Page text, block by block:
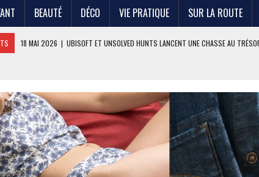
BEAUTÉ DÉCO VIE PRATIQUE SUR LA ROUTE
11 MAI 2026 | CRISTEL, 200 ANS DE SAVOIR-FAIRE
| DEEPFOIL, POUR LES ADEPTES DU GRAND BLEU
100 000 JEANS FABRIQUÉS EN FRANCE POUR JULES ET KIABI
DURALEX LANCE PICARDIE 58 CL, REMÈDE OU ERREUR DE STRATÉGIE ?
MARINIÈRE SAINT JAMES